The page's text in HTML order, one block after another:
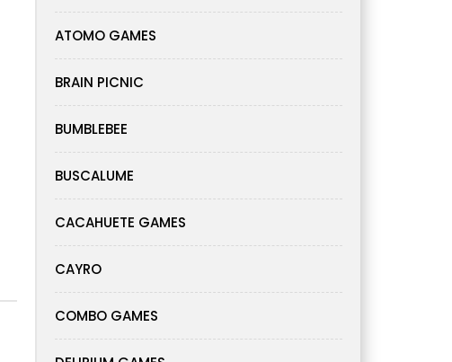
ATOMO GAMES
BRAIN PICNIC
BUMBLEBEE
BUSCALUME
CACAHUETE GAMES
CAYRO
COMBO GAMES